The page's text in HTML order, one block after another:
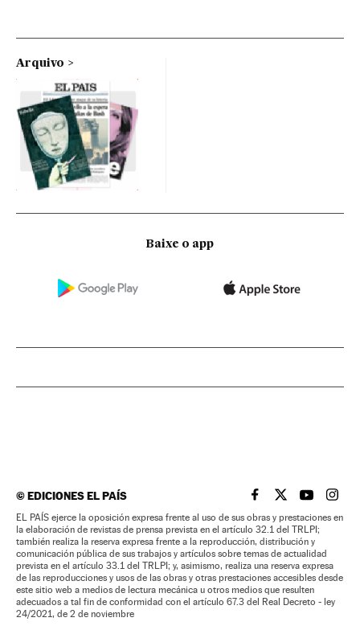
Arquivo
Baixe o app
©EDICIONES EL PAÍS EL PAÍS BRASIL EN
EL PAÍSEL PAÍS
EL
EL PAÍS ejerce la oposición expresa frente al uso de sus obras y prestaciones en
la elaboración de revistas de prensa prevista en el artículo 32.1 del TRLPI;
también realiza la reserva expresa frente a la reproducción, distribución y
comunicación pública de sus trabajos y artículos sobre temas de actualidad
prevista en el artículo 33.1 del TRLPI; y, asimismo, realiza una reserva expresa
de las reproducciones y usos de las obras y otras prestaciones accesibles desde
este sitio web a medios de lectura mecánica u otros medios que resulten
adecuados a tal fin de conformidad con el artículo 67.3 del Real Decreto - ley
24/2021, de 2 de noviembre